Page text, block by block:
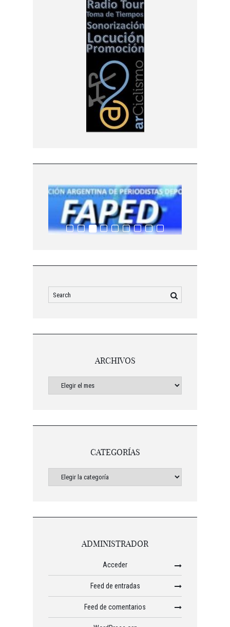
ARCHIVOS
CATEGORÍAS
ADMINISTRADOR
Acceder
Feed de entradas
Feed de comentarios